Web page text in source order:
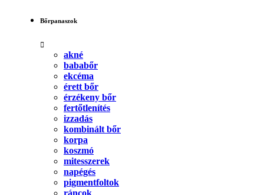
Bőrpanaszok
akné
bababőr
ekcéma
érett bőr
érzékeny bőr
fertőtlenítés
izzadás
kombinált bőr
korpa
koszmó
mitesszerek
napégés
pigmentfoltok
ráncok